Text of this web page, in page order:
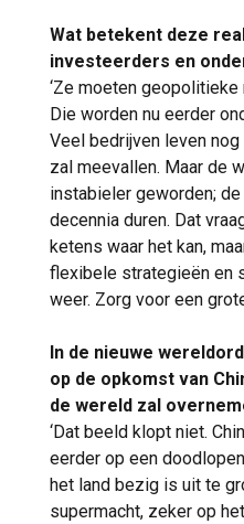
Wat betekent deze
investeerders en
‘Ze moeten geopolitieke
Die worden nu eerder
Veel bedrijven leven
zal meevallen. Maar de
instabieler geworden;
decennia duren. Dat
ketens waar het kan,
flexibele strategieën en
weer. Zorg voor een
In de nieuwe
op de opkomst van
de wereld zal
‘Dat beeld klopt niet.
eerder op een
het land bezig is uit te
supermacht, zeker op